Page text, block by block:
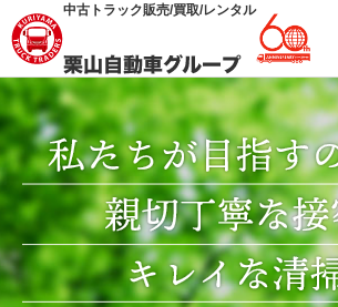
中古トラック販売/買取/レンタル